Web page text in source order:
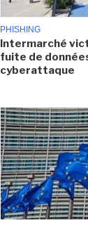
PHISHING
Intermarché
fuite de
cyberattaque